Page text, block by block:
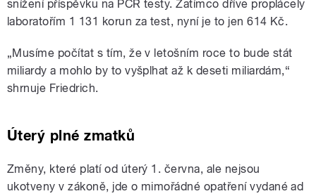
snížení příspěvku na PCR testy. Zatímco dříve proplácely
laboratořím 1 131 korun za test, nyní je to jen 614 Kč.
„Musíme počítat s tím, že v letošním roce to bude stát
miliardy a mohlo by to vyšplhat až k deseti miliardám,“
shrnuje Friedrich.
Úterý plné zmatků
Změny, které platí od úterý 1. června, ale nejsou
ukotveny v zákoně, jde o mimořádné opatření vydané ad